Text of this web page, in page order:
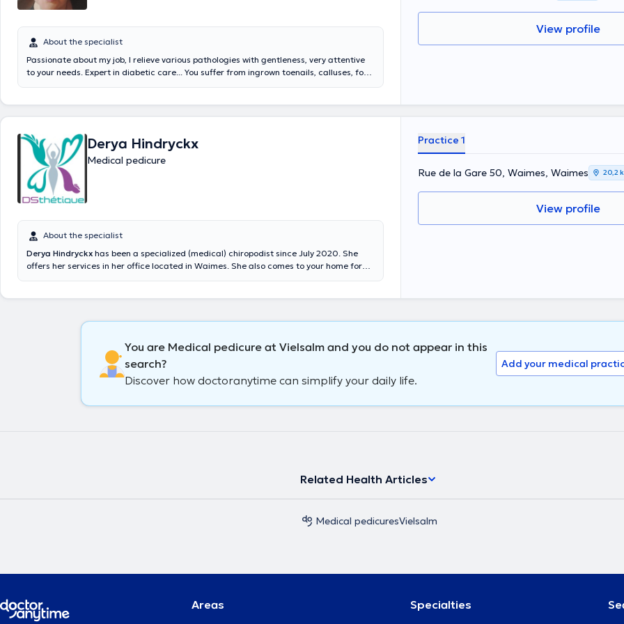
About the specialist
Passionate about my job, I relieve various pathologies with gentleness, very attentive
to your needs. Expert in diabetic care... You suffer from ingrown toenails, calluses, foot
View profile
Derya Hindryckx
Medical pedicure
About the specialist
Derya Hindryckx has been a specialized (medical) chiropodist since July 2020. She
offers her services in her office located in Waimes. She also comes to your home for
Practice 1
Rue de la Gare 50, Waimes, Waimes 20,2
View profile
You are Medical pedicure at Vielsalm and you do not appear in this
search?
Discover how doctoranytime can simplify your daily life.
Add your medical
Related Health Articles
Medical pedicuresVielsalm
Areas Specialties